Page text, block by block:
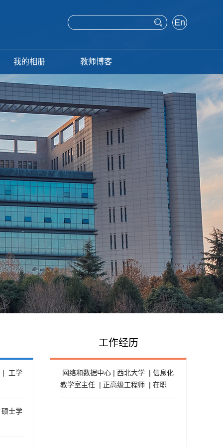
En
h
我的相册 教师博客
| 工学
士学
工作经历
网络和数据中心 | 西北大学 | 信息化
教学室主任 | 正高级工程师 | 在职